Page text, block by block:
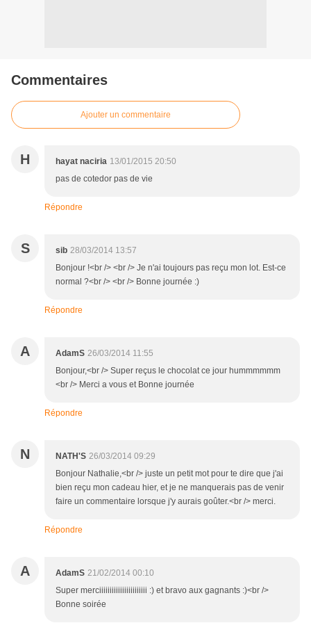
Commentaires
Ajouter un commentaire
H hayat naciria 13/01/2015 20:50
pas de cotedor pas de vie
Répondre
S sib 28/03/2014 13:57
Bonjour !<br /> <br /> Je n'ai toujours pas reçu mon lot. Est-ce
normal ?<br /> <br /> Bonne journée :)
Répondre
A AdamS 26/03/2014 11:55
Bonjour,<br /> Super reçus le chocolat ce jour hummmmmm
<br /> Merci a vous et Bonne journée
Répondre
N NATH'S 26/03/2014 09:29
Bonjour Nathalie,<br /> juste un petit mot pour te dire que j'ai
bien reçu mon cadeau hier, et je ne manquerais pas de venir
faire un commentaire lorsque j'y aurais goûter.<br /> merci.
Répondre
A AdamS 21/02/2014 00:10
Super merciiiiiiiiiiiiiiiiiiiiiii :) et bravo aux gagnants :)<br />
Bonne soirée